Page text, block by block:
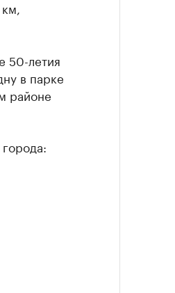
50-летия
в парке
районе